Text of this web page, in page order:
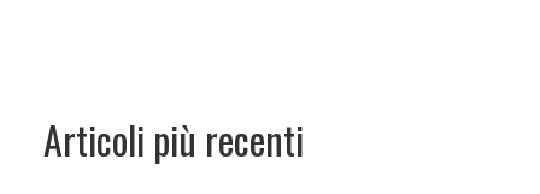
Articoli più recenti